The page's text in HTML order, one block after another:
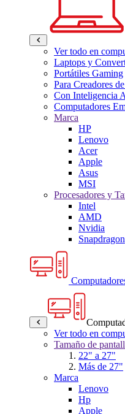
Ver todo en
Laptops y
Portátiles Gaming
Para Creadores
Con Inteligencia
Computadores
Marca
HP
Lenovo
Acer
Apple
Asus
MSI
Procesadores y
Intel
AMD
Nvidia
Snapdragon
Ver todo en
Tamaño de
22" a 27"
Más de 27"
Marca
Lenovo
Hp
Apple